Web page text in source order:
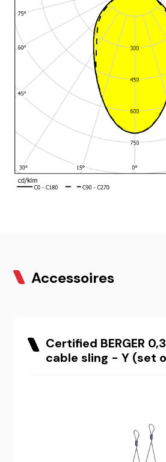
Accessoires
Certified BERGER
cable sling - Y (set